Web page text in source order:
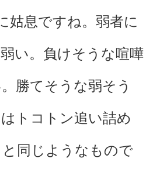
姑息ですね。弱者に
い。負けそうな喧嘩
勝てそうな弱そう
トコトン追い詰め
同じようなもので